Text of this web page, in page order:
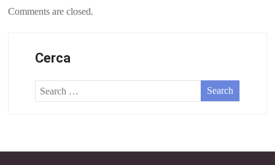
Comments are closed.
Cerca